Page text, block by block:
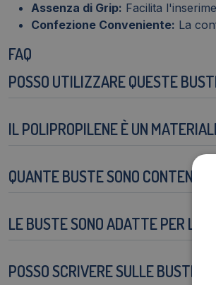
Assenza di Grip: Facilita
Confezione Conveniente: La
FAQ
POSSO UTILIZZARE QUESTE
IL POLIPROPILENE È UN
QUANTE BUSTE SONO
LE BUSTE SONO ADATTE PER
POSSO SCRIVERE SULLE BUSTE?